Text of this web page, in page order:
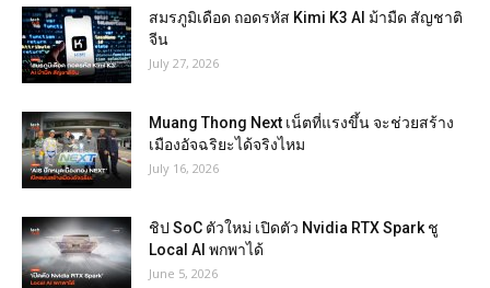
สมรภูมิเดือด ถอดรหัส Kimi K3 AI ม้ามืด สัญชาติ
จีน
July 27, 2026
Muang Thong Next เน็ตที่แรงขึ้น จะช่วยสร้าง
เมืองอัจฉริยะได้จริงไหม
July 16, 2026
ชิป SoC ตัวใหม่ เปิดตัว Nvidia RTX Spark ชู
Local AI พกพาได้
June 5, 2026